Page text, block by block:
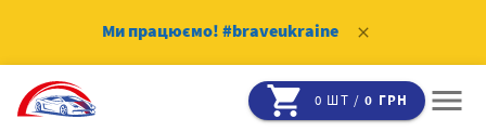
Ми працюємо! #braveukraine clear
shopping_cart 0 ШТ /0 ГРН menu